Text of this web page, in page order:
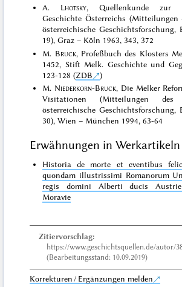
A. Lhotsky, Quellenkunde zur
Geschichte Österreichs
österreichische Geschichtsforschung,
19), Graz – Köln 1963, 343, 372
M. Bruck, Profeßbuch des Klosters
1452, Stift Melk. Geschichte und
123-128 (ZDB
)
M. Niederkorn-Bruck, Die Melker
Visitationen (Mitteilungen
österreichische Geschichtsforschung,
30), Wien – München 1994, 63-64
Erwähnungen in Werkartikeln
Historia de morte et eventibus
quondam illustrissimi Romanorum
regis domini Alberti ducis Austrie
Moravie
Zitiervorschlag:
https://www.geschichtsquellen.de/autor/
(Bearbeitungsstand: 10.09.2019)
Korrekturen / Ergänzungen melden